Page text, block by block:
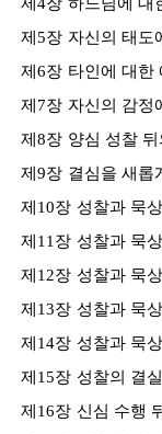
제5장 자신의 태도
제6장 타인에 대한
제7장 자신의 감정
제8장 양심 성찰 뒤
제9장 결심을 새롭
제10장 성찰과 묵
제11장 성찰과 묵
제12장 성찰과 묵
제13장 성찰과 묵
제14장 성찰과 묵
제15장 성찰의 결
제16장 신심 수행